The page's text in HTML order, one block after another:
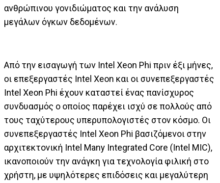
ανθρώπινου γονιδιώματος και την ανάλυση
μεγάλων όγκων δεδομένων.
Από την εισαγωγή των Intel Xeon Phi πριν έξι μήνες,
οι επεξεργαστές Intel Xeon και οι συνεπεξεργαστές
Intel Xeon Phi έχουν καταστεί ένας πανίσχυρος
συνδυασμός ο οποίος παρέχει ισχύ σε πολλούς από
τους ταχύτερους υπερυπολογιστές στον κόσμο. Οι
συνεπεξεργαστές Intel Xeon Phi βασιζόμενοι στην
αρχιτεκτονική Intel Many Integrated Core (Intel MIC),
ικανοποιούν την ανάγκη για τεχνολογία φιλική στο
χρήστη, με υψηλότερες επιδόσεις και μεγαλύτερη